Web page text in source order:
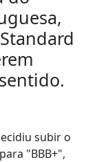
subir o
"BBB+",